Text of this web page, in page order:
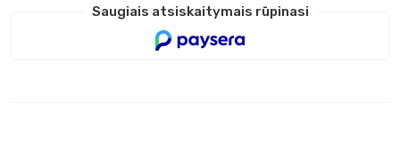
Saugiais atsiskaitymais rūpinasi